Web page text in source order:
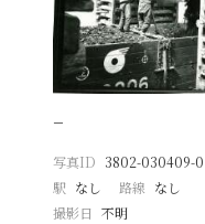
−
写真ID 3802-030409-0
駅 なし 路線 なし
撮影日
不明